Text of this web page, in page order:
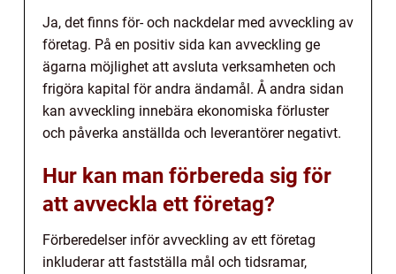
Ja, det finns för- och nackdelar med avveckling av
företag. På en positiv sida kan avveckling ge
ägarna möjlighet att avsluta verksamheten och
frigöra kapital för andra ändamål. Å andra sidan
kan avveckling innebära ekonomiska förluster
och påverka anställda och leverantörer negativt.
Hur kan man förbereda sig för
att avveckla ett företag?
Förberedelser inför avveckling av ett företag
inkluderar att fastställa mål och tidsramar,